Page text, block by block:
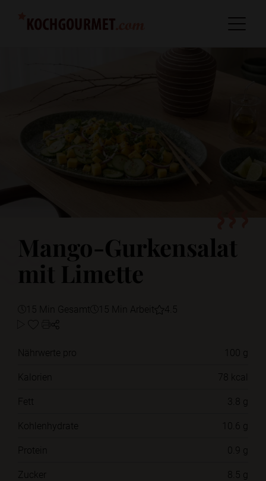
Mango-Gurkensalat
mit Limette
15 Min Gesamt 15 Min Arbeit 4.5
Nährwerte pro
100 g
Kalorien
78 kcal
Fett
3.8 g
Kohlenhydrate
10.6 g
Protein
0.9 g
Zucker
8.5 g